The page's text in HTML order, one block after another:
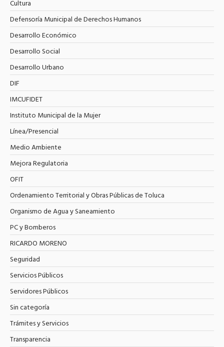
Cultura
Defensoría Municipal de Derechos Humanos
Desarrollo Económico
Desarrollo Social
Desarrollo Urbano
DIF
IMCUFIDET
Instituto Municipal de la Mujer
Línea/Presencial
Medio Ambiente
Mejora Regulatoria
OFIT
Ordenamiento Territorial y Obras Públicas de Toluca
Organismo de Agua y Saneamiento
PC y Bomberos
RICARDO MORENO
Seguridad
Servicios Públicos
Servidores Públicos
Sin categoría
Trámites y Servicios
Transparencia